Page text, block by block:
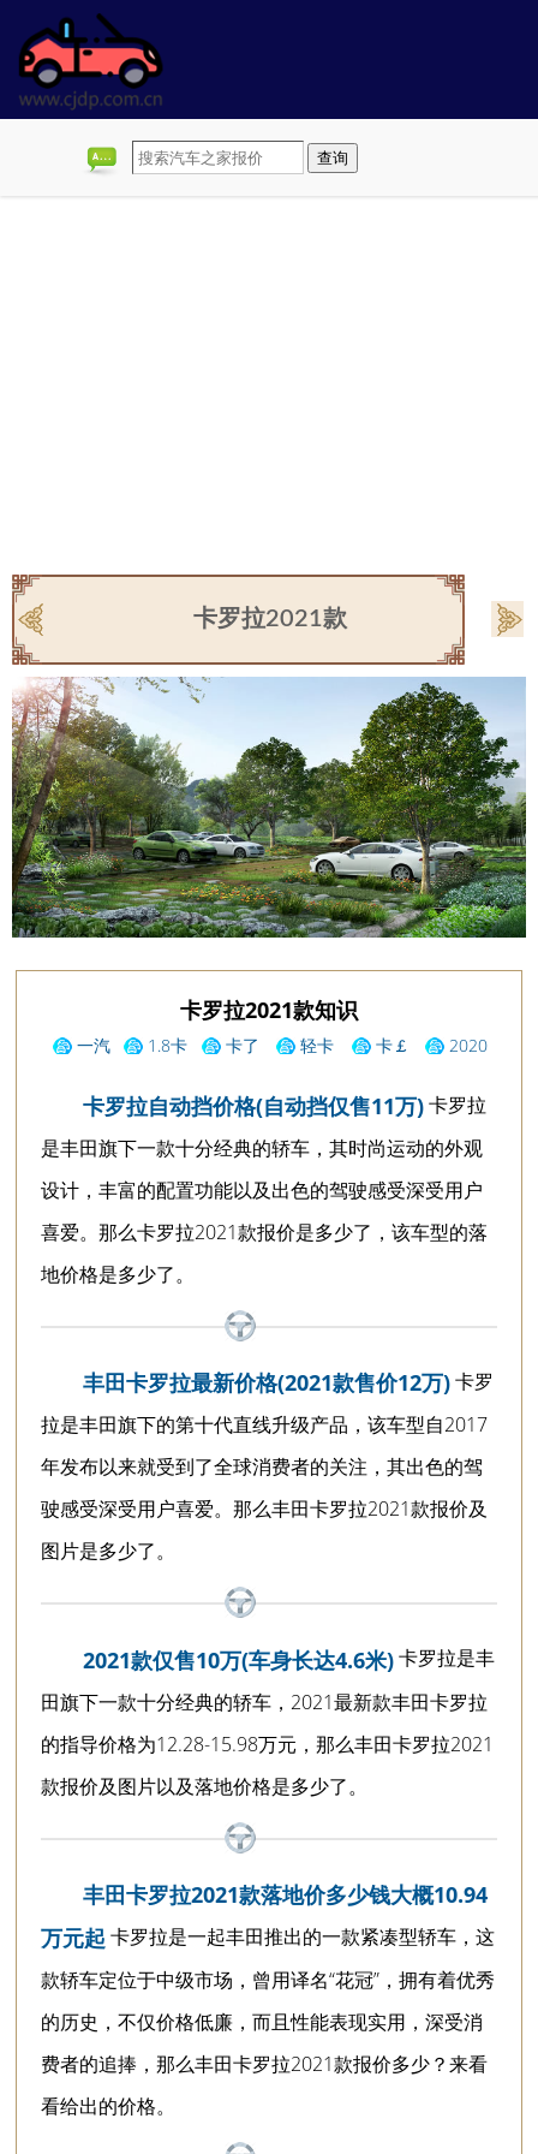
卡罗拉2021款
卡罗拉2021款知识
一汽
1.8卡
卡了
轻卡
卡￡
2020
1.2T
卡罗拉自动挡价格(自动挡仅售11万)卡罗拉
是丰田旗下一款十分经典的轿车，其时尚运动的外观
设计，丰富的配置功能以及出色的驾驶感受深受用户
喜爱。那么卡罗拉2021款报价是多少了，该车型的落
地价格是多少了。
丰田卡罗拉最新价格(2021款售价12万)卡罗
拉是丰田旗下的第十代直线升级产品，该车型自2017
年发布以来就受到了全球消费者的关注，其出色的驾
驶感受深受用户喜爱。那么丰田卡罗拉2021款报价及
图片是多少了。
2021款仅售10万(车身长达4.6米)卡罗拉是丰
田旗下一款十分经典的轿车，2021最新款丰田卡罗拉
的指导价格为12.28-15.98万元，那么丰田卡罗拉2021
款报价及图片以及落地价格是多少了。
丰田卡罗拉2021款落地价多少钱大概10.94
万元起 卡罗拉是一起丰田推出的一款紧凑型轿车，这
款轿车定位于中级市场，曾用译名“花冠”，拥有着优秀
的历史，不仅价格低廉，而且性能表现实用，深受消
费者的追捧，那么丰田卡罗拉2021款报价多少？来看
看给出的价格。